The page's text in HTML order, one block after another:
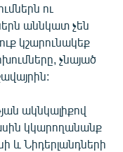
ու
աննկատ չեն
կշարունակեք
չնայած
ակնկալիքով
կկարողանանք
և Նիդերլանդների